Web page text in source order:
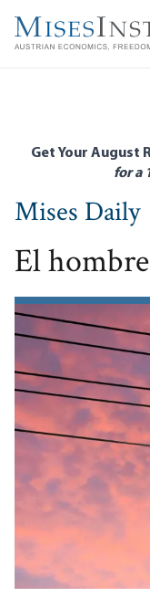
main
Get Your August
for a
Mises Daily
El